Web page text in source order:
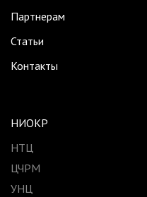
Партнерам
Статьи
Контакты
НИОКР
НТЦ
ЦЧРМ
УНЦ